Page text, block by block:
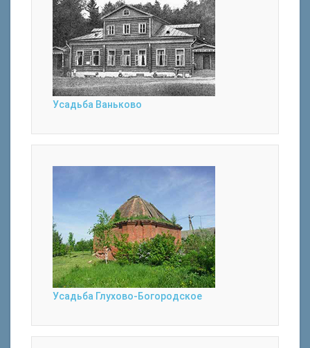
Усадьба Ваньково
Усадьба Глухово-Богородское